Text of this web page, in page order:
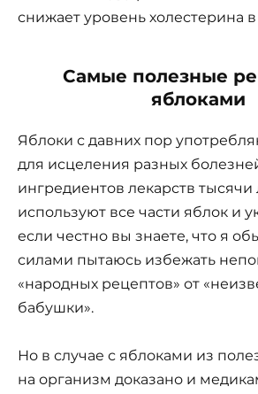
снижает уровень холестерина
Самые полезные
яблоками
Яблоки с давних пор
для исцеления разных
ингредиентов лекарств тысячи
используют все части яблок и
если честно вы знаете, что я
силами пытаюсь избежать
«народных рецептов» от
бабушки».
Но в случае с яблоками из
на организм доказано и